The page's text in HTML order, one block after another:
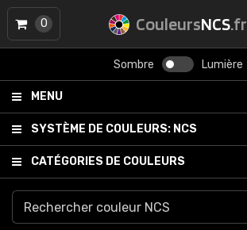
CouleursNCS.fr
Sombre Lumière
MENU
SYSTÈME DE COULEURS: NCS
CATÉGORIES DE COULEURS
0